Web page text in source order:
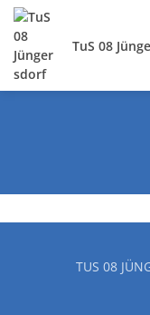
TuS 08
TUS 08